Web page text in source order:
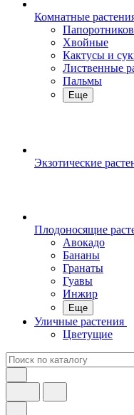
Комнатные
Хвойные
Кактусы и
Лиственные
Пальмы
Еще
Экзотические
Плодоносящие
Авокадо
Бананы
Гранаты
Гуавы
Инжир
Еще
Уличные растения
Цветущие